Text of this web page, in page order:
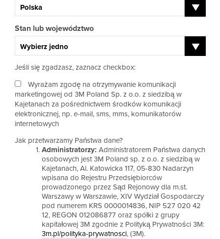
Polska
Stan lub województwo
Wybierz jedno
Jeśli się zgadzasz, zaznacz checkbox:
Wyrażam zgodę na otrzymywanie komunikacji
marketingowej od 3M Poland Sp. z o.o. z siedzibą w
Kajetanach za pośrednictwem środków komunikacji
elektronicznej, np. e-mail, sms, mms, komunikatorów
internetowych
Jak przetwarzamy Państwa dane?
Administratorzy: Administratorem Państwa danych
osobowych jest 3M Poland sp. z o.o. z siedzibą w
Kajetanach, Al. Katowicka 117, 05-830 Nadarzyn
wpisana do Rejestru Przedsiębiorców
prowadzonego przez Sąd Rejonowy dla m.st.
Warszawy w Warszawie, XIV Wydział Gospodarczy
pod numerem KRS 0000014836, NIP 527 020 42
12, REGON 012086877 oraz spółki z grupy
kapitałowej 3M zgodnie z Polityką Prywatności 3M:
3m.pl/polityka-prywatnosci, (3M).